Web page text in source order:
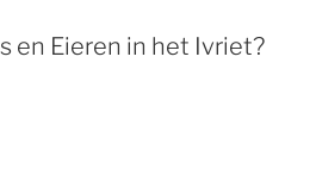
en Eieren in het Ivriet?